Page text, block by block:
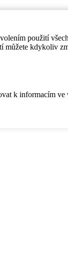
použití
můžete kdykoliv
k informacím ve